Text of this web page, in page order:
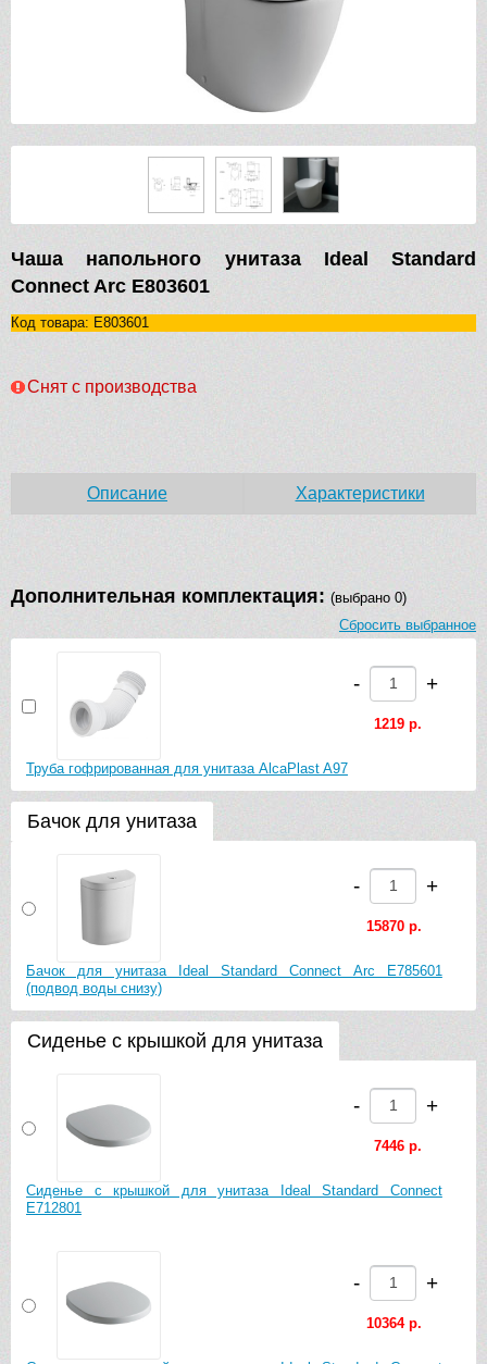
Чаша напольного унитаза Ideal Standard
Connect Arc E803601
Код товара: E803601
Снят с производства
Описание Характеристики
Дополнительная комплектация: (выбрано 0)
Сбросить выбранное
Труба гофрированная для унитаза AlcaPlast A97
- +
1219 р.
Бачок для унитаза
Бачок для унитаза Ideal Standard Connect Arc E785601
(подвод воды снизу)
- +
15870 р.
Сиденье с крышкой для унитаза
Сиденье с крышкой для унитаза Ideal Standard Connect
E712801
- +
7446 р.
- +
10364 р.